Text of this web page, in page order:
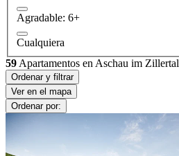
Agradable: 6+
Cualquiera
59 Apartamentos en Aschau im Zillertal
Ordenar y filtrar
Ver en el mapa
Ordenar por: